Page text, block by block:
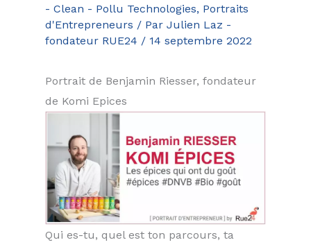
- Clean - Pollu Technologies, Portraits
d'Entrepreneurs / Par Julien Laz -
fondateur RUE24 / 14 septembre 2022
Portrait de Benjamin Riesser, fondateur
de Komi Epices
Qui es-tu, quel est ton parcours, ta